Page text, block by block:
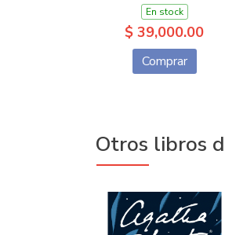
En stock
$ 39,000.00
Comprar
Otros libros